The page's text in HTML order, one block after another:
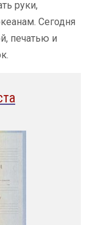
руки,
Сегодня
печатью и